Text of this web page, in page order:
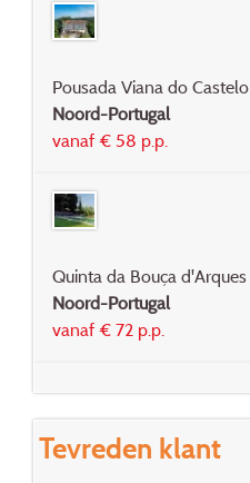
Pousada Viana do Castelo
Noord-Portugal
vanaf € 58 p.p.
Quinta da Bouça d'Arques
Noord-Portugal
vanaf € 72 p.p.
Tevreden klant